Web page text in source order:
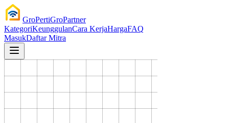
GroPertiGroPartner
KategoriKeunggulanCara KerjaHargaFAQ
MasukDaftar Mitra